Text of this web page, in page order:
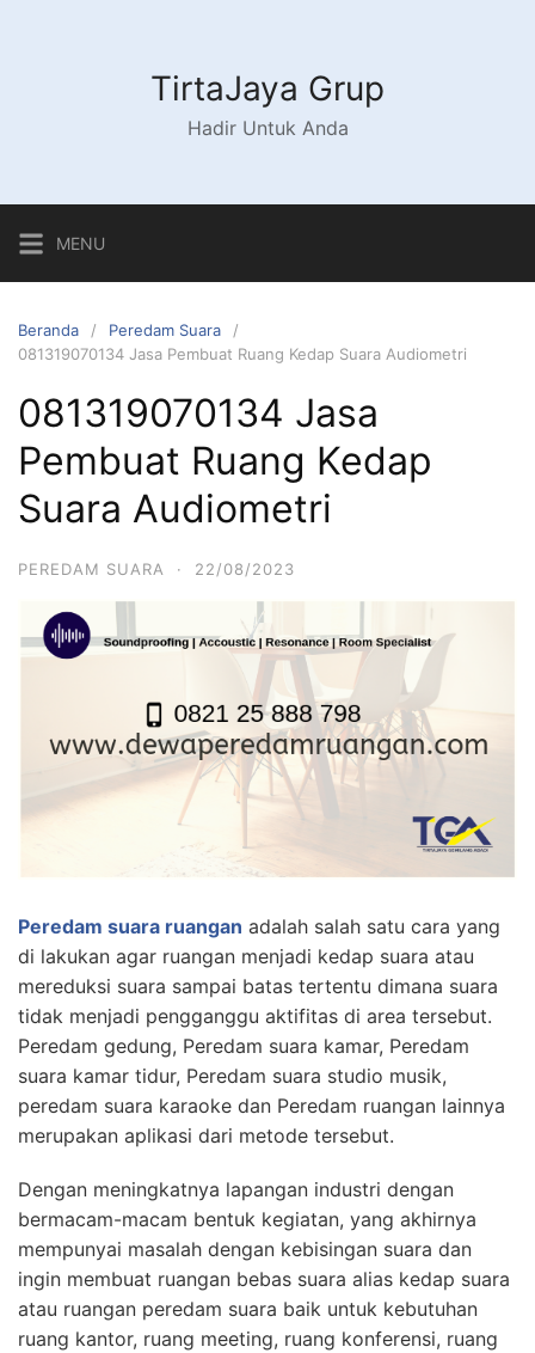
TirtaJaya Grup
Hadir Untuk Anda
MENU
Beranda
Peredam Suara
081319070134 Jasa Pembuat Ruang Kedap Suara Audiometri
081319070134 Jasa
Pembuat Ruang Kedap
Suara Audiometri
PEREDAM SUARA · 22/08/2023
Peredam suara ruangan adalah salah satu cara yang
di lakukan agar ruangan menjadi kedap suara atau
mereduksi suara sampai batas tertentu dimana suara
tidak menjadi pengganggu aktifitas di area tersebut.
Peredam gedung, Peredam suara kamar, Peredam
suara kamar tidur, Peredam suara studio musik,
peredam suara karaoke dan Peredam ruangan lainnya
merupakan aplikasi dari metode tersebut.
Dengan meningkatnya lapangan industri dengan
bermacam-macam bentuk kegiatan, yang akhirnya
mempunyai masalah dengan kebisingan suara dan
ingin membuat ruangan bebas suara alias kedap suara
atau ruangan peredam suara baik untuk kebutuhan
ruang kantor, ruang meeting, ruang konferensi, ruang